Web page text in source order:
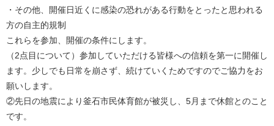
・その他、開催日近くに感染の恐れがある行動をとったと思われる
方の自主的規制
これらを参加、開催の条件にします。
（2点目について）参加していただける皆様への信頼を第一に開催し
ます。少しでも日常を崩さず、続けていくためですのでご協力をお
願いします。
②先日の地震により釜石市民体育館が被災し、5月まで休館とのこと
です。